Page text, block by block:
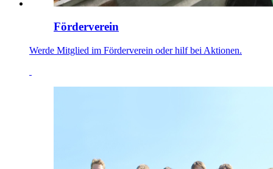
Förderverein
Werde Mitglied im Förderverein oder hilf bei Aktionen.